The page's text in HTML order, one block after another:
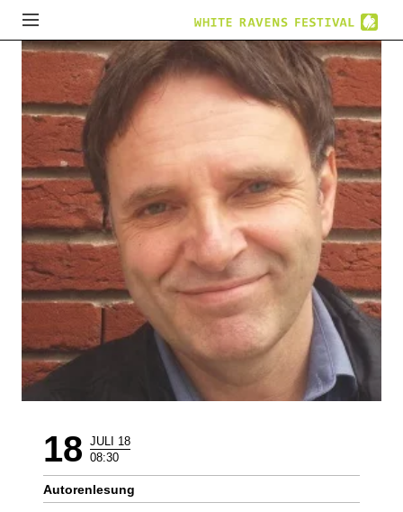
18 JULI 18
08:30
Autorenlesung